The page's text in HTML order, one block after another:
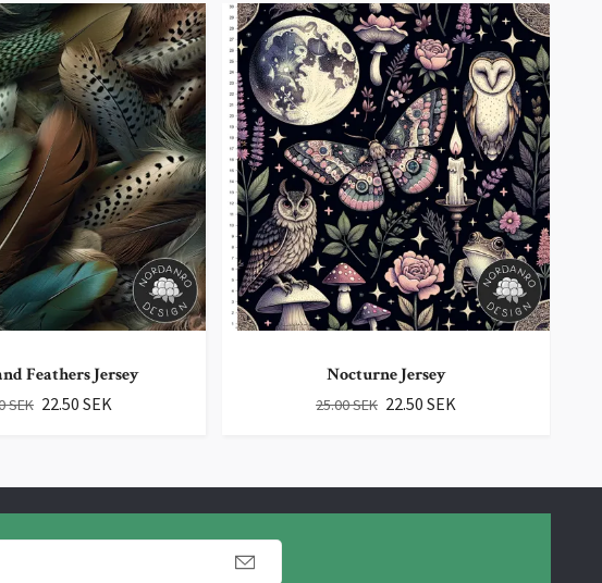
Feathers Jersey
SEK 22.50 SEK
Nocturne Jersey
25.00 SEK 22.50 SEK